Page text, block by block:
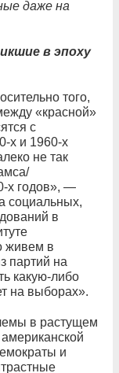
даже на
в эпоху
того,
«красной»
с
х и 1960-х
не так
х годов», —
социальных,
в
живем в
партий на
какую-либо
на выборах».
в растущем
и